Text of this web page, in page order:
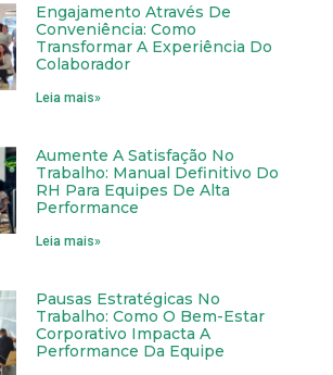
Engajamento Através De
Conveniência: Como
Transformar A Experiência Do
Colaborador
Leia mais»
Aumente A Satisfação No
Trabalho: Manual Definitivo Do
RH Para Equipes De Alta
Performance
Leia mais»
Pausas Estratégicas No
Trabalho: Como O Bem-Estar
Corporativo Impacta A
Performance Da Equipe